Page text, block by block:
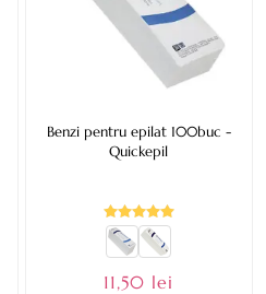
Benzi pentru epilat 100buc -
Quickepil
11,50 lei